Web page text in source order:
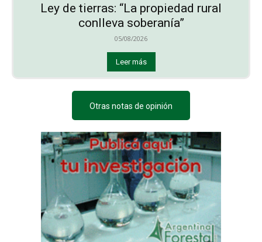
Ley de tierras: “La propiedad rural
conlleva soberanía”
05/08/2026
Leer más
Otras notas de opinión